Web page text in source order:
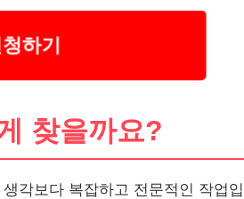
하기
찾을까요?
각보다 복잡하고 전문적인 작업입